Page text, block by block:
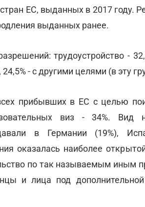
ЕС, выданных в 2017 году.
выданных ранее.
трудоустройство -
24,5% - с другими целями (в эту
прибывших в ЕС с целью
виз - 34%. Вид
в Германии (19%),
оказалась наиболее
по так называемым иным
и лица под